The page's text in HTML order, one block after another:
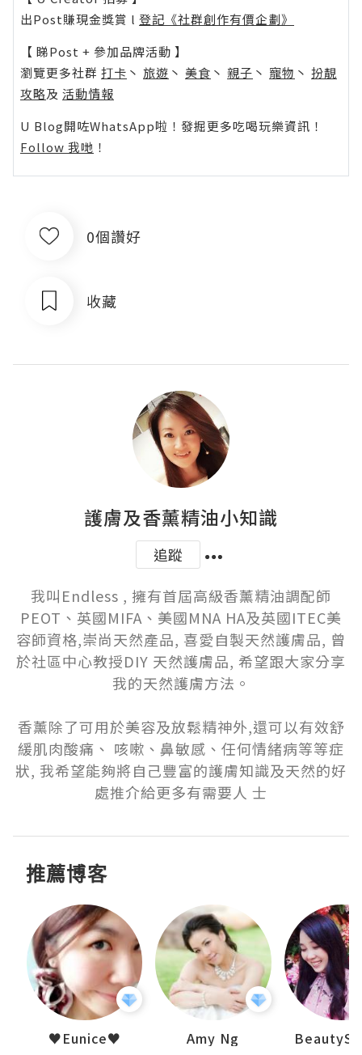
出Post賺現金獎賞 l 登記《社群創作有價企劃》
【 睇Post + 參加品牌活動 】
瀏覽更多社群 打卡 丶 旅遊 丶 美食 丶 親子 丶 寵物 丶 扮靚
攻略及 活動情報
U Blog開咗WhatsApp啦！發掘更多吃喝玩樂資訊！
Follow 我哋 ！
0個讚好
收藏
護膚及香薰精油小知識
追蹤
我叫Endless , 擁有首屆高級香薰精油調配師
PEOT、英國MIFA、美國MNA HA及英國ITEC美
容師資格,崇尚天然產品, 喜愛自製天然護膚品, 曾
於社區中心教授DIY 天然護膚品, 希望跟大家分享
我的天然護膚方法。
香薰除了可用於美容及放鬆精神外,還可以有效舒
緩肌肉酸痛、 咳嗽、鼻敏感、任何情緒病等等症
狀, 我希望能夠將自己豐富的護膚知識及天然的好
處推介給更多有需要人 士
推薦博客
♥Eunice♥ Amy Ng